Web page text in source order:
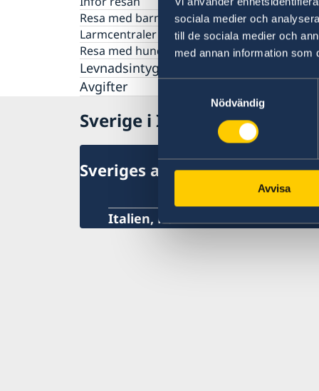
sociala medier och
till de sociala medier och
med annan information som
Nödvändig
Avvisa
Resa med barn
Larmcentraler
Resa med hund eller katt
Levnadsintyg och Pension
Avgifter
Sverige i Italien
Sveriges ambassad
Italien, Rom